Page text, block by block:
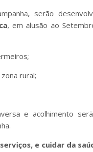
serão
, em alusão ao
rural;
e acolhimento
e cuidar da